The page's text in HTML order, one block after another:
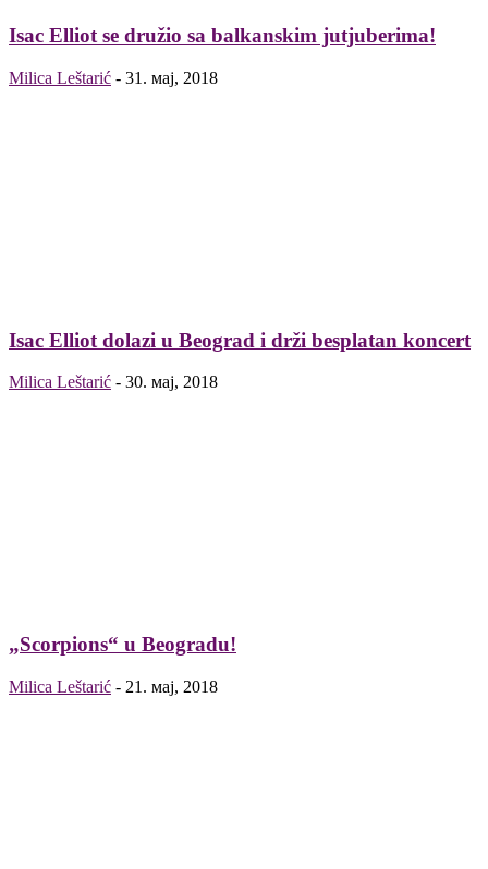
Isac Elliot se družio sa balkanskim jutjuberima!
Milica Leštarić - 31. мај, 2018
Isac Elliot dolazi u Beograd i drži besplatan koncert
Milica Leštarić - 30. мај, 2018
„Scorpions“ u Beogradu!
Milica Leštarić - 21. мај, 2018